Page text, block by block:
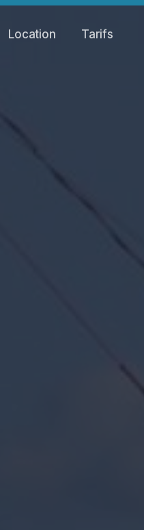
Location Tarifs